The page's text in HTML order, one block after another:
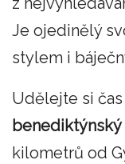
Je ojedinělý
stylem i
Udělejte si
benediktýnský
kilometrů od